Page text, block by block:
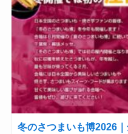
冬のさつまいも博2026